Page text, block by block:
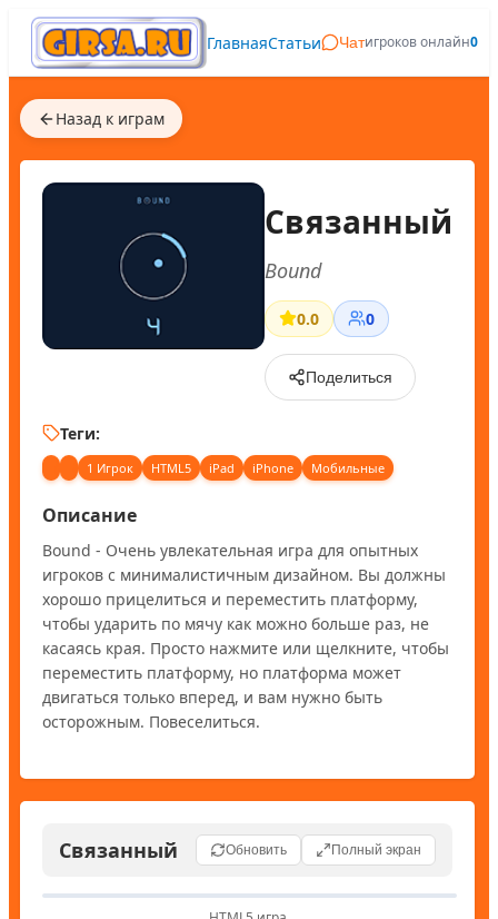
ГлавнаяСтатьи Чатигроков онлайн0
Назад к играм
Связанный
Bound
0.0 0
Поделиться
Теги:
1 Игрок HTML5 iPad iPhone Мобильные
Описание
Bound - Очень увлекательная игра для опытных
игроков с минималистичным дизайном. Вы должны
хорошо прицелиться и переместить платформу,
чтобы ударить по мячу как можно больше раз, не
касаясь края. Просто нажмите или щелкните, чтобы
переместить платформу, но платформа может
двигаться только вперед, и вам нужно быть
осторожным. Повеселиться.
Связанный Обновить Полный экран